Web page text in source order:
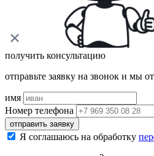
получить консультацию
отправьте заявку на звонок и мы
имя
Номер телефона
отправить заявку
Я соглашаюсь на обработку